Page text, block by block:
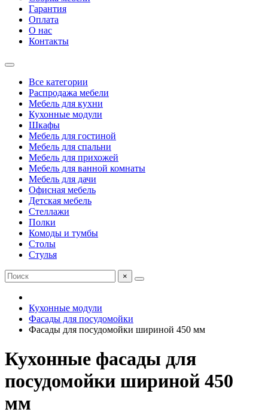
Гарантия
Оплата
О нас
Контакты
Все категории
Распродажа мебели
Мебель для кухни
Кухонные модули
Шкафы
Мебель для гостиной
Мебель для спальни
Мебель для прихожей
Мебель для ванной комнаты
Мебель для дачи
Офисная мебель
Детская мебель
Стеллажи
Полки
Комоды и тумбы
Столы
Стулья
×
Кухонные модули
Фасады для посудомойки
Фасады для посудомойки шириной 450 мм
Кухонные фасады для
посудомойки шириной 450
мм